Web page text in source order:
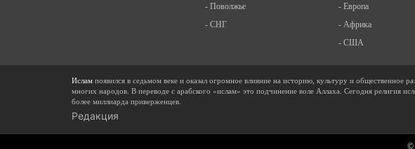
- Поволжье
- СНГ
- Европа
- Африка
- США
Ислам появился в седьмом веке и оказал огромное влияние на историю, культуру и общественное
многих народов. В переводе с арабского «ислам» это подчинение воле Аллаха. Сегодня религия
более миллиарда приверженцев.
Редакция
©